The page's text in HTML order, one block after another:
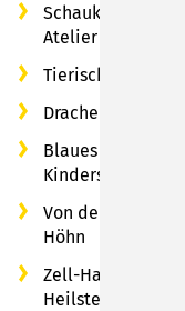
Schaukeltiere &
Atelier und
Tierisch starke
Drachenspiele -
Blaues Gold -
Kinderspiele und
Von den Socken
Höhn
Zell-Harmonie &
Heilsteine &